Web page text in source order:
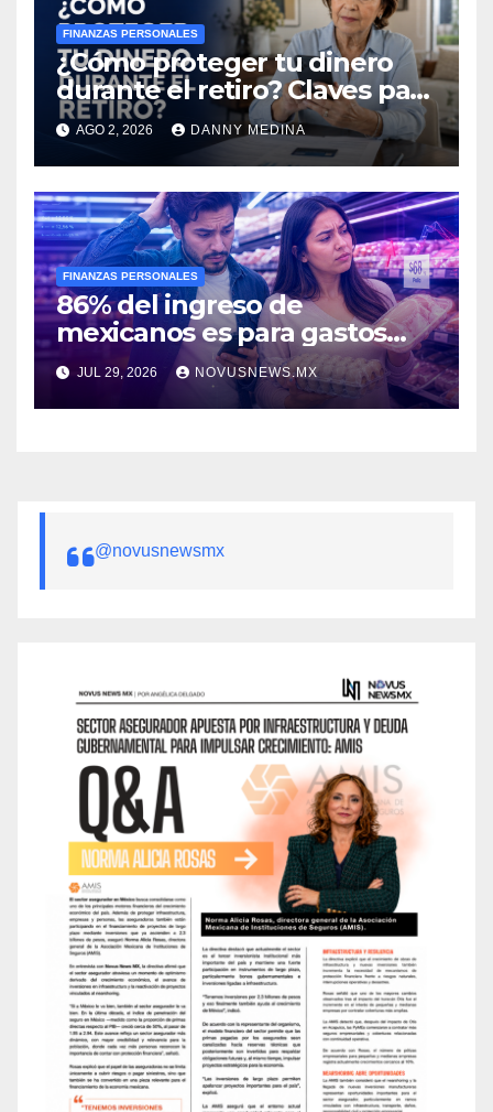
FINANZAS PERSONALES
¿Cómo proteger tu dinero
durante el retiro? Claves para
evitar fraudes y gastos
imprevistos
AGO 2, 2026 DANNY MEDINA
FINANZAS PERSONALES
86% del ingreso de
mexicanos es para gastos
esenciales: encuesta
JUL 29, 2026 NOVUSNEWS.MX
@novusnewsmx